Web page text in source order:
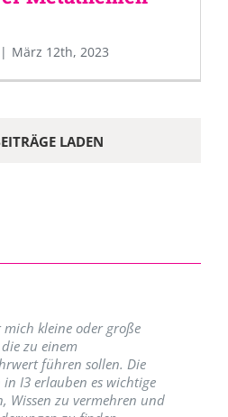
| März 12th, 2023
LADEN
kleine oder große
zu einem
führen sollen. Die
I3 erlauben es wichtige
Wissen zu vermehren und